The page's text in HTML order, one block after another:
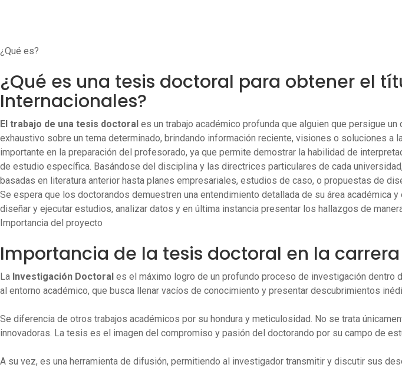
¿Qué es?
¿Qué es una tesis doctoral para obtener el
Internacionales?
El trabajo de una tesis doctoral es un trabajo académico profunda que alguien que persigue
exhaustivo sobre un tema determinado, brindando información reciente, visiones o soluciones a
importante en la preparación del profesorado, ya que permite demostrar la habilidad de
de estudio específica. Basándose del disciplina y las directrices particulares de cada universidad,
basadas en literatura anterior hasta planes empresariales, estudios de caso, o propuestas de
Se espera que los doctorandos demuestren una entendimiento detallada de su área
diseñar y ejecutar estudios, analizar datos y en última instancia presentar los hallazgos de
Importancia del proyecto
Importancia de la tesis doctoral en la
La Investigación Doctoral es el máximo logro de un profundo proceso de investigación dentro
al entorno académico, que busca llenar vacíos de conocimiento y presentar descubrimientos
Se diferencia de otros trabajos académicos por su hondura y meticulosidad. No se trata
innovadoras. La tesis es el imagen del compromiso y pasión del doctorando por su campo de
A su vez, es una herramienta de difusión, permitiendo al investigador transmitir y discutir sus